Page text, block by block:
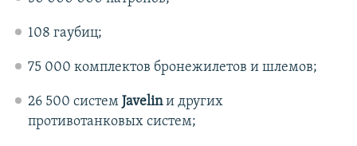
108 гаубиц;
75 000 комплектов бронежилетов и шлемов;
26 500 систем Javelinи других
противотанковых систем;